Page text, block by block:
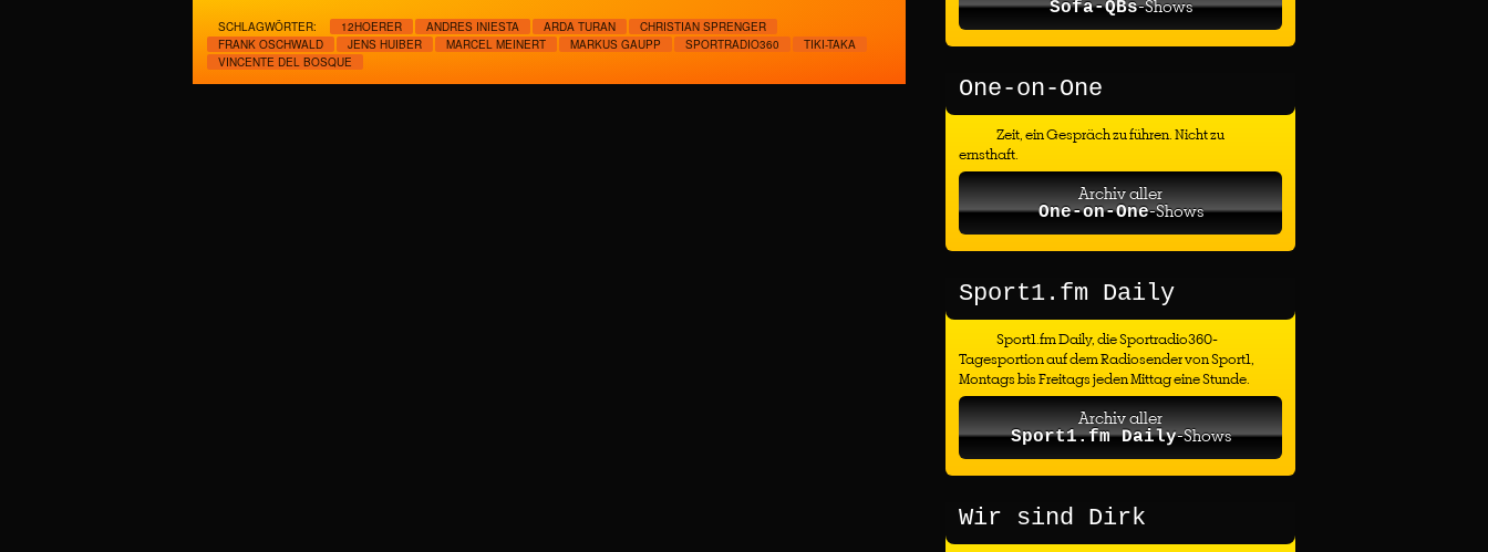
SCHLAGWÖRTER: 12HOERER ANDRES INIESTA ARDA TURAN
CHRISTIAN SPRENGER
FRANK OSCHWALD
JENS HUIBER MARCEL MEINERT MARKUS GAUPP SPORTRADIO360
TIKI-TAKA
VINCENTE DEL BOSQUE
Sofa-QBs-Shows
One-on-One
Zeit, ein Gespräch zu führen. Nicht zu
ernsthaft.
Archiv aller
One-on-One-Shows
Sport1.fm Daily
Sport1.fm Daily, die Sportradio360-
Tagesportion auf dem Radiosender von Sport1,
Montags bis Freitags jeden Mittag eine Stunde.
Archiv aller
Sport1.fm Daily-Shows
Wir sind Dirk